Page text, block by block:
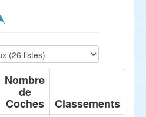
Nombre
de
Coches Classements